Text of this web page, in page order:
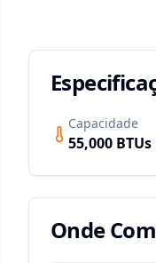
Capacidade
55,000 BTUs
Onde